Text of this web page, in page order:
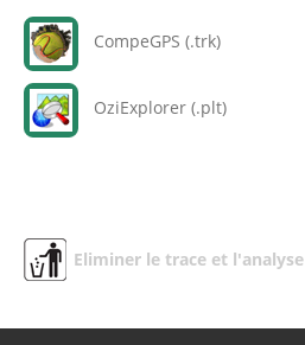
CompeGPS (.trk)
OziExplorer (.plt)
Eliminer le trace et l'analyse